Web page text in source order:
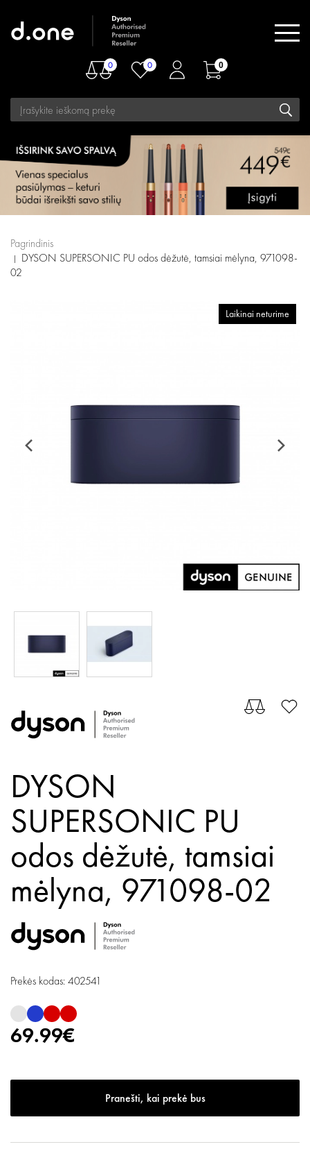
0 0 0
Pagrindinis
DYSON SUPERSONIC PU odos dėžutė, tamsiai mėlyna, 971098-
02
Laikinai neturime
DYSON
SUPERSONIC PU
odos dėžutė, tamsiai
mėlyna, 971098-02
Prekės kodas: 402541
69.99€
Pranešti, kai prekė bus